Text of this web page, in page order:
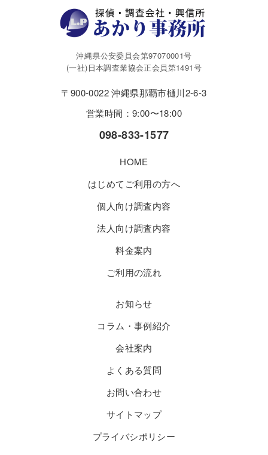
沖縄県公安委員会第97070001号
(一社)日本調査業協会正会員第1491号
〒900-0022 沖縄県那覇市樋川2-6-3
営業時間：9:00〜18:00
098-833-1577
HOME
はじめてご利用の方へ
個人向け調査内容
法人向け調査内容
料金案内
ご利用の流れ
お知らせ
コラム・事例紹介
会社案内
よくある質問
お問い合わせ
サイトマップ
プライバシポリシー